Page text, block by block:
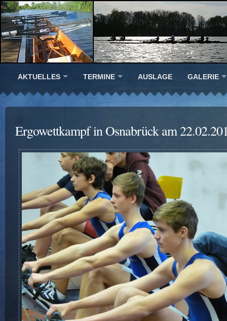
AKTUELLES TERMINE AUSLAGE GALERIE
Ergowettkampf in Osnabrück am